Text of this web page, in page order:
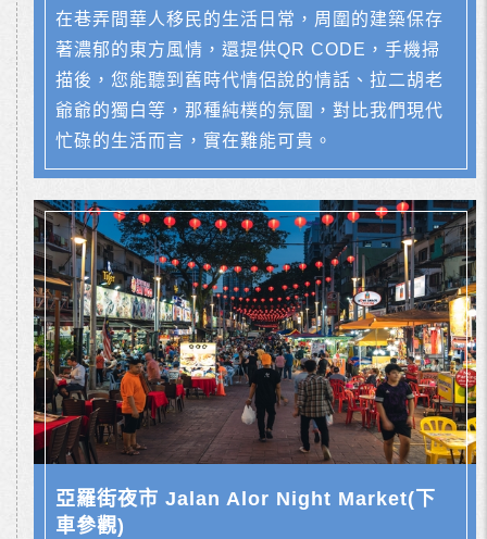
在巷弄間華人移民的生活日常，周圍的建築保存
著濃郁的東方風情，還提供QR CODE，手機掃
描後，您能聽到舊時代情侶說的情話、拉二胡老
爺爺的獨白等，那種純樸的氛圍，對比我們現代
忙碌的生活而言，實在難能可貴。
亞羅街夜市 Jalan Alor Night Market(下
車參觀)